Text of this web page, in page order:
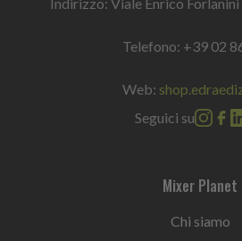
Indirizzo: Viale Enrico
Telefono: +39 02
Web:
Seguici su
Mixer Planet
Chi siamo